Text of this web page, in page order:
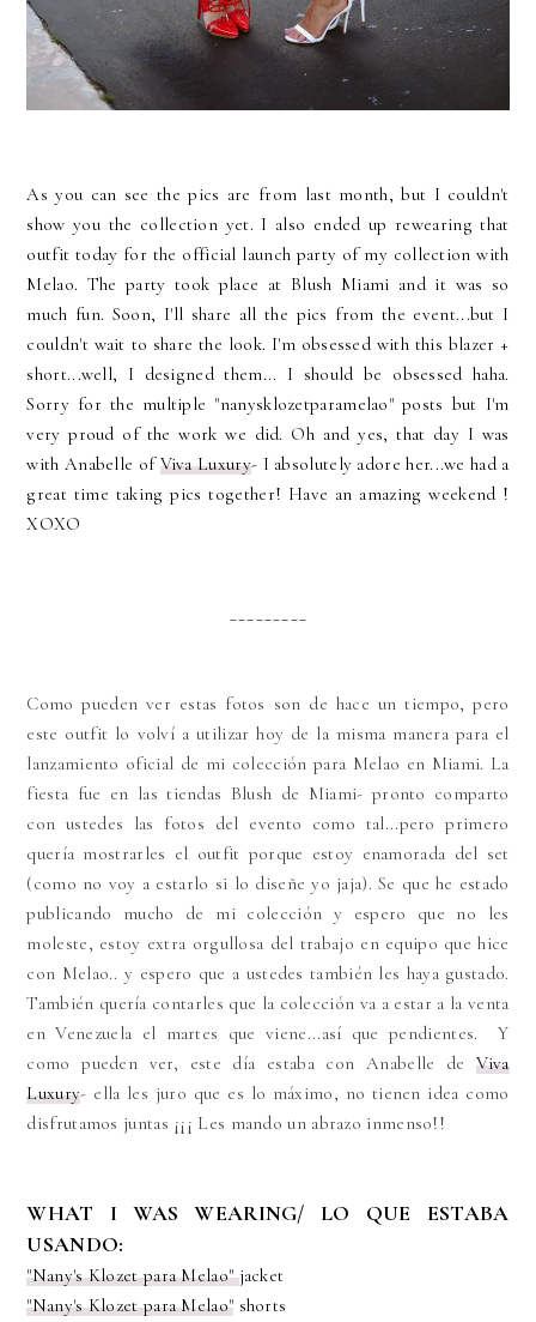
As you can see the pics are from last month, but I couldn't
show you the collection yet. I also ended up rewearing that
outfit today for the official launch party of my collection with
Melao. The party took place at Blush Miami and it was so
much fun. Soon, I'll share all the pics from the event...but I
couldn't wait to share the look. I'm obsessed with this blazer +
short...well, I designed them... I should be obsessed haha.
Sorry for the multiple "nanysklozetparamelao" posts but I'm
very proud of the work we did. Oh and yes, that day I was
with Anabelle ofViva Luxury- I absolutely adore her...we had a
great time taking pics together! Have an amazing weekend !
XOXO
Como pueden ver estas fotos son de hace un tiempo, pero
este outfit lo volví a utilizar hoy de la misma manera para el
lanzamiento oficial de mi colección para Melao en Miami. La
fiesta fue en las tiendas Blush de Miami- pronto comparto
con ustedes las fotos del evento como tal...pero primero
quería mostrarles el outfit porque estoy enamorada del set
(como no voy a estarlo si lo diseñe yo jaja). Se que he estado
publicando mucho de mi colección y espero que no les
moleste, estoy extra orgullosa del trabajo en equipo que hice
con Melao.. y espero que a ustedes también les haya gustado.
También quería contarles que la colección va a estar a la venta
en Venezuela el martes que viene...así que pendientes. Y
como pueden ver, este día estaba con Anabelle deViva
Luxury- ella les juro que es lo máximo, no tienen idea como
disfrutamos juntas ¡¡¡ Les mando un abrazo inmenso!!
WHAT I WAS WEARING/ LO QUE ESTABA
USANDO:
"Nany's Klozet para Melao"jacket
"Nany's Klozet para Melao" shorts